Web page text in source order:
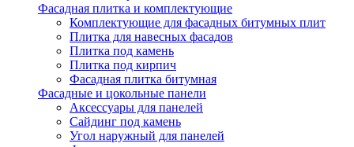
Фасадная плитка и комплектующие
Комплектующие для фасадных битумных плит
Плитка для навесных фасадов
Плитка под камень
Плитка под кирпич
Фасадная плитка битумная
Фасадные и цокольные панели
Аксессуары для панелей
Сайдинг под камень
Угол наружный для панелей